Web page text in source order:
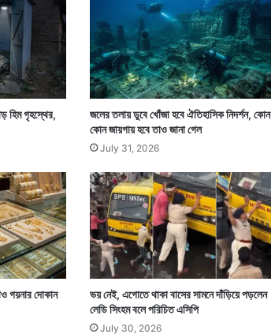
হিম গৃহস্থের,
জলের তলায় ডুবে খোঁজা হবে ঐতিহাসিক নিদর্শন, কোন
কোন জায়গায় হবে তাও জানা গেল
July 31, 2026
গয়নার দোকান
ভয় নেই, এগোতে থাকা বাসের সামনে দাঁড়িয়ে পড়লেন
লেডি সিংহম বলে পরিচিত এসিপি
July 30, 2026